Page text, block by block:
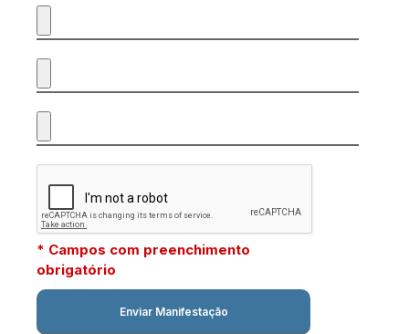
* Campos com preenchimento
obrigatório